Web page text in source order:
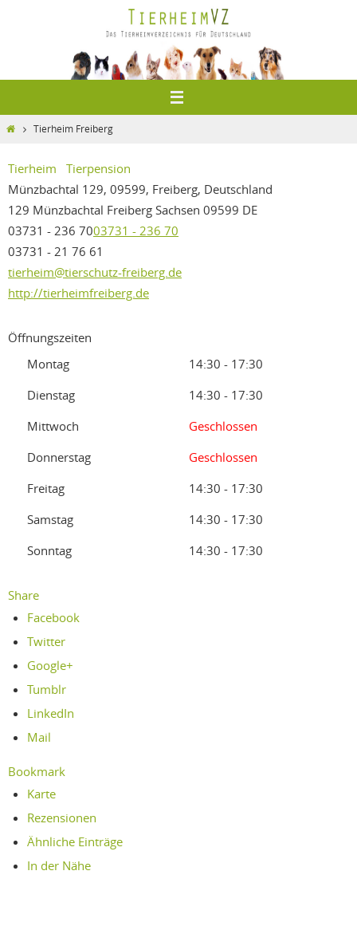
HomeTierheim Freiberg
Tierheim
Tierpension
Münzbachtal 129, 09599, Freiberg, Deutschland
129 Münzbachtal Freiberg Sachsen 09599 DE
03731 - 236 7003731 - 236 70
03731 - 21 76 61
tierheim@tierschutz-freiberg.de
http://tierheimfreiberg.de
Öffnungszeiten
Montag
14:30 - 17:30
Dienstag
14:30 - 17:30
Mittwoch
Geschlossen
Donnerstag
Geschlossen
Freitag
14:30 - 17:30
Samstag
14:30 - 17:30
Sonntag
14:30 - 17:30
Share
Facebook
Twitter
Google+
Tumblr
LinkedIn
Mail
Bookmark
Karte
Rezensionen
Ähnliche Einträge
In der Nähe